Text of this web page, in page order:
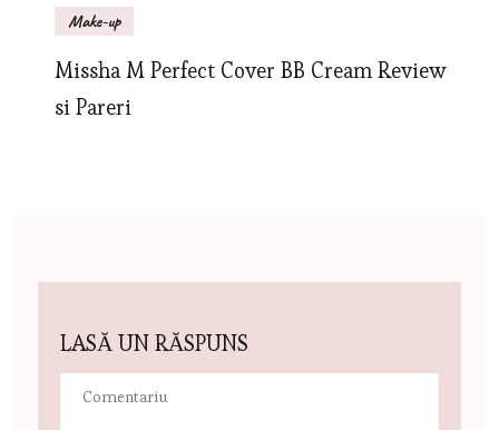
Make-up
Missha M Perfect Cover BB Cream Review
si Pareri
LASĂ UN RĂSPUNS